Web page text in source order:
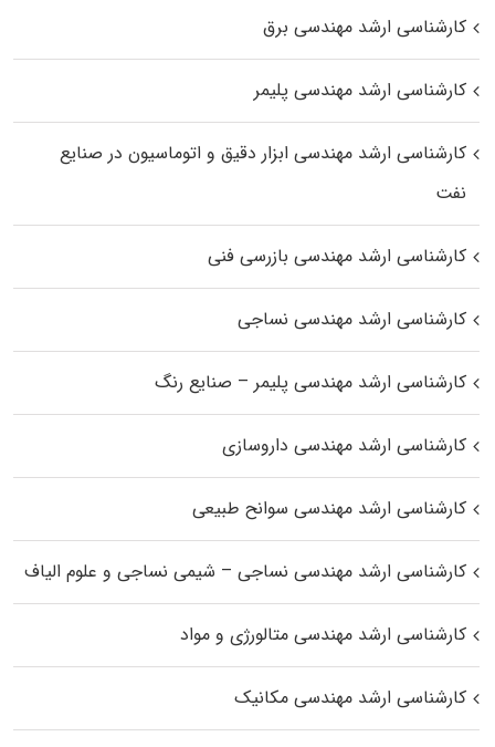
کارشناسی ارشد مهندسی برق
کارشناسی ارشد مهندسی پلیمر
کارشناسی ارشد مهندسی ابزار دقیق و اتوماسیون در صنایع
نفت
کارشناسی ارشد مهندسی بازرسی فنی
کارشناسی ارشد مهندسی نساجی
کارشناسی ارشد مهندسی پلیمر – صنایع رنگ
کارشناسی ارشد مهندسی داروسازی
کارشناسی ارشد مهندسی سوانح طبیعی
کارشناسی ارشد مهندسی نساجی – شیمی نساجی و علوم الیاف
کارشناسی ارشد مهندسی متالورژی و مواد
کارشناسی ارشد مهندسی مکانیک